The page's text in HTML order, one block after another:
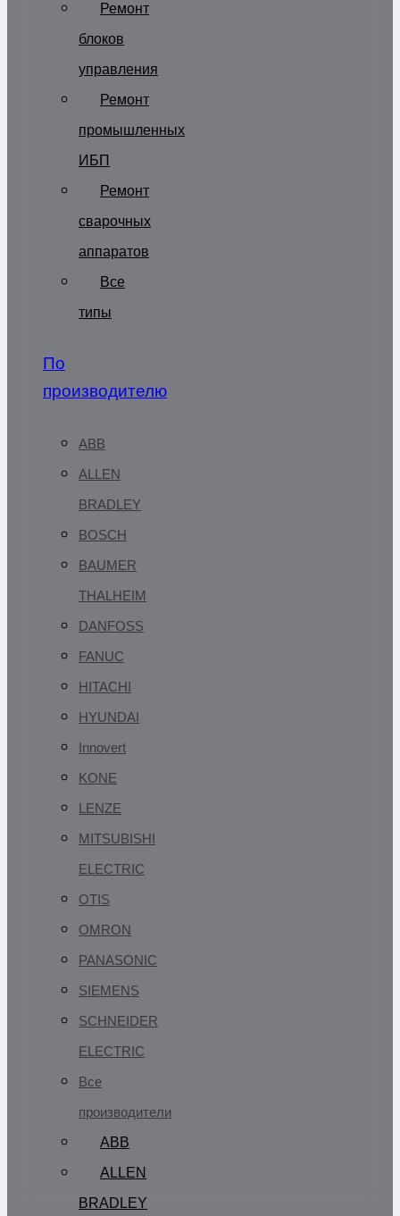
Ремонт
блоков
управления
Ремонт
промышленных
ИБП
Ремонт
сварочных
аппаратов
Все
типы
По
производителю
ABB
ALLEN
BRADLEY
BOSCH
BAUMER
THALHEIM
DANFOSS
FANUC
HITACHI
HYUNDAI
Innovert
KONE
LENZE
MITSUBISHI
ELECTRIC
OTIS
OMRON
PANASONIC
SIEMENS
SCHNEIDER
ELECTRIC
Все
производители
ABB
ALLEN
BRADLEY